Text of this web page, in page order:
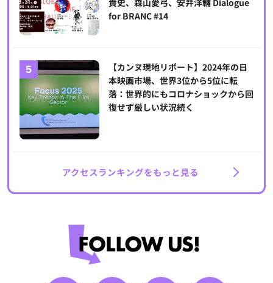
貴史、森山愛弓、安井洋輔 Dialogue
for BRANC #14
【カンヌ現地リポート】2024年の日
本映画市場、世界3位から5位に転
落：世界的にもコロナショックから回
復せず厳しい状況続く
アクセスランキングをもっと見る